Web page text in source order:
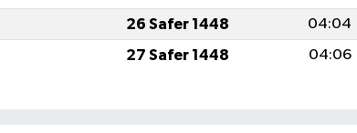
26 Safer 1448 04:04
27 Safer 1448 04:06